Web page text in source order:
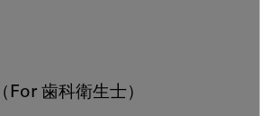
（For 歯科衛生士）